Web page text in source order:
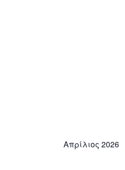
Απρίλιος 2026